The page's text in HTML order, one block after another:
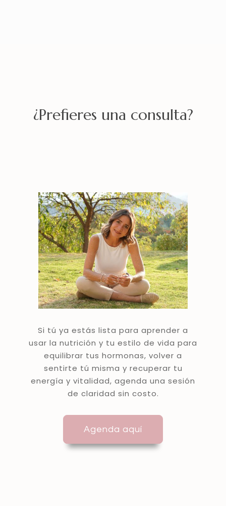
¿Prefieres una consulta?
Si tú ya estás lista para aprender a
usar la nutrición y tu estilo de vida para
equilibrar tus hormonas, volver a
sentirte tú misma y recuperar tu
energía y vitalidad, agenda una sesión
de claridad sin costo.
Agenda aquí